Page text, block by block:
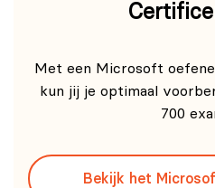
Met een Microsoft
kun jij je optimaal
700
Bekijk het